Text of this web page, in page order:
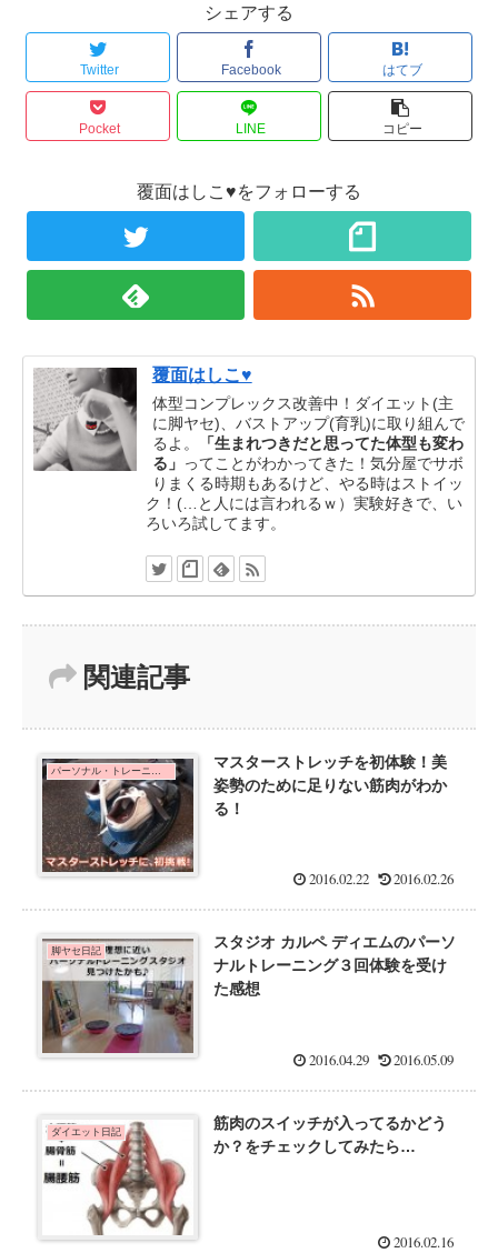
シェアする
Twitter Facebook はてブ
Pocket LINE コピー
覆面はしこ♥をフォローする
覆面はしこ♥
体型コンプレックス改善中！ダイエット(主
に脚ヤセ)、バストアップ(育乳)に取り組んで
るよ。
「生まれつきだと思ってた体型も変わ
る」 ってことがわかってきた！気分屋でサボ
りまくる時期もあるけど、やる時はストイッ
ク！(…と人には言われるｗ）実験好きで、い
ろいろ試してます。
関連記事
マスターストレッチを初体験！美
姿勢のために足りない筋肉がわか
る！
2016.02.22 2016.02.26
脚ヤセ日記
スタジオ カルペ ディエムのパーソ
ナルトレーニング３回体験を受け
た感想
2016.04.29 2016.05.09
ダイエット日記
筋肉のスイッチが入ってるかどう
か？をチェックしてみたら…
2016.02.16